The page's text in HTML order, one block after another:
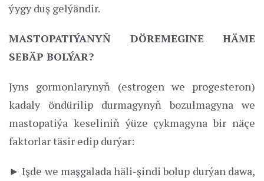
ýygy duş gelýändir.
MASTOPATIÝANYŇ DÖREMEGINE HÄME
SEBÄP BOLÝAR?
Jyns gormonlarynyň (estrogen we progesteron)
kadaly öndürilip durmagynyň bozulmagyna we
mastopatiýa keseliniň ýüze çykmagyna bir näçe
faktorlar täsir edip durýar:
► Işde we maşgalada häli-şindi bolup durýan dawa,